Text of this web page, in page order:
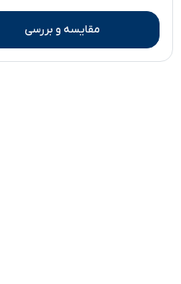
مقایسه و بررسی